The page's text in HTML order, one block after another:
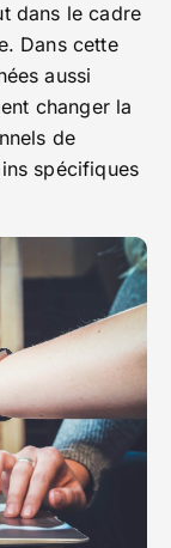
dans le cadre
Dans cette
aussi
changer la
de
spécifiques